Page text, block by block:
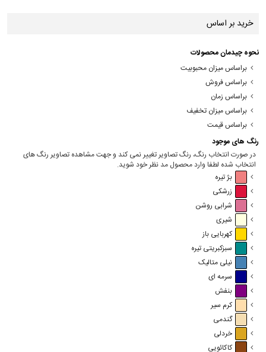
خرید بر اساس
نحوه چیدمان محصولات
براساس میزان محبوبیت
براساس فروش
براساس زمان
براساس میزان تخفیف
براساس قیمت
رنگ های موجود
در صورت انتخاب رنگ، رنگ تصاویر تغییر نمی کند و جهت مشاهده تصاویر رنگ های
انتخاب شده لطفا وارد محصول مد نظر خود شوید.
بژ تیره
زرشکی
شرابی روشن
شیری
کهربایی باز
سبزکبریتی تیره
نیلی متالیک
سرمه ای
بنفش
کرم سیر
گندمی
خردلی
کاکائویی